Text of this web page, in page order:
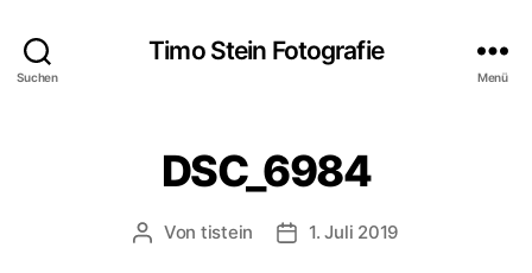
Suchen
Timo Stein Fotografie
Menü
DSC_6984
Beitragsautor
Von tistein Veröffentlichungsdatum
1. Juli 2019